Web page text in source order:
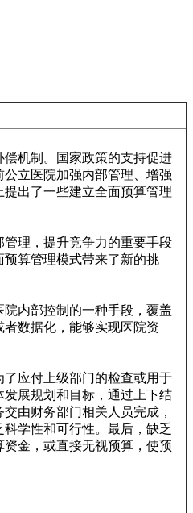
机制。国家政策的支持促进
立医院加强内部管理、增强
出了一些建立全面预算管理
理，提升竞争力的重要手段
算管理模式带来了新的挑
内部控制的一种手段，覆盖
数据化，能够实现医院资
应付上级部门的检查或用于
展规划和目标，通过上下结
由财务部门相关人员完成，
学性和可行性。最后，缺乏
金，或直接无视预算，使预